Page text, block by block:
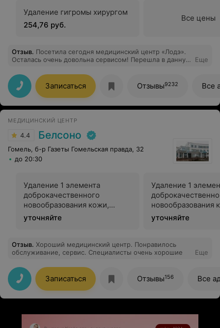
Удаление гигромы хирургом
254,76 руб.
Все цены
Отзыв. Посетила сегодня медицинский центр «Лодэ».
Осталась очень довольна сервисом! Перешла в данную
Сергеевной! Каждый приезд в Беларусь я посещаю
своего врача и знаю,что мое женское здоровье в
надежных руках!
Еще
Записаться Отзывы9232 Все
МЕДИЦИНСКИЙ ЦЕНТР
4.4 Белсоно
Гомель, б-р Газеты Гомельская правда, 32
до 20:30
Удаление 1 элемента
доброкачественного
новообразования кожи,
подкожной клетчатки
(липома, атерома, гигрома)
уточняйте
Удаление 1
новообразования
подкожной
(липома, атерома,
уточняйте
Отзыв. Хороший медицинский центр. Понравилось
обслуживание, сервис. Специалисты очень хорошие
Еще
Записаться Отзывы156 Все